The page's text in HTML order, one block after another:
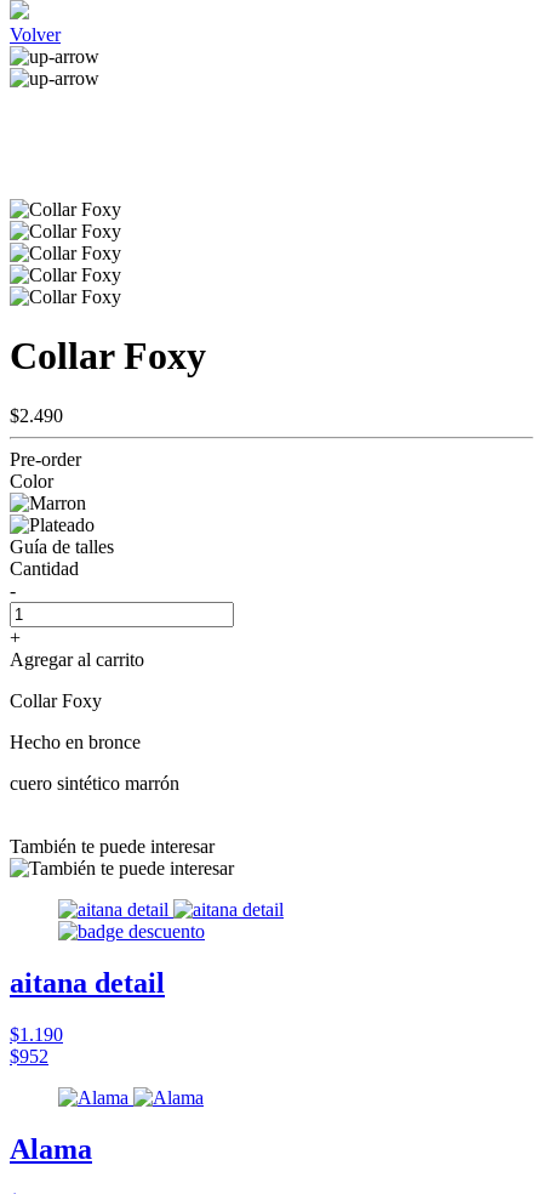
Volver
Collar Foxy
$2.490
Pre-order
Color
Guía de talles
Cantidad
-
+
Agregar al carrito
Collar Foxy
Hecho en bronce
cuero sintético marrón
También te puede interesar
aitana detail
$1.190
$952
Alama